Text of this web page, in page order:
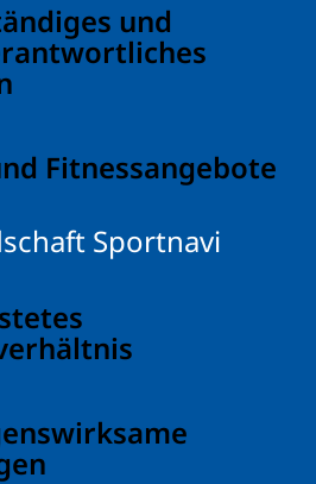
und
Fitnessangebote
Sportnavi